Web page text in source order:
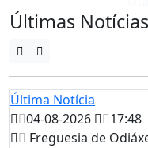
Últimas Notícias
Última Notícia
04-08-2026
17:48
Freguesia de